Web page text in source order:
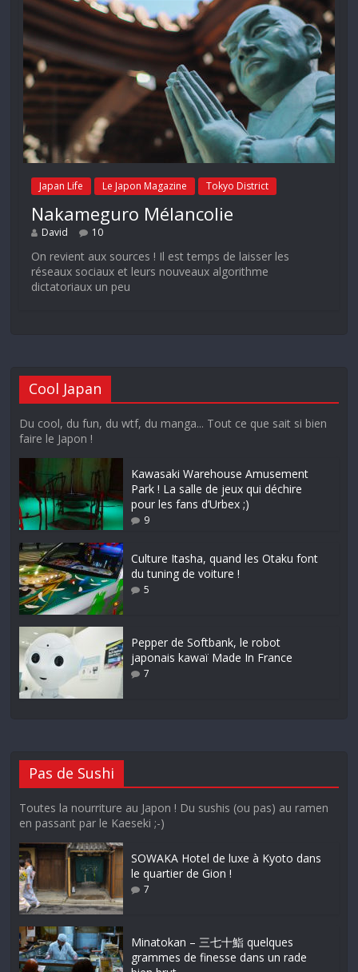
Japan Life Le Japon Magazine Tokyo District
Nakameguro Mélancolie
David 10
On revient aux sources ! Il est temps de laisser les
réseaux sociaux et leurs nouveaux algorithme
dictatoriaux un peu
Cool Japan
Du cool, du fun, du wtf, du manga... Tout ce que sait si bien
faire le Japon !
Kawasaki Warehouse Amusement
Park ! La salle de jeux qui déchire
pour les fans d’Urbex ;)
9
Culture Itasha, quand les Otaku font
du tuning de voiture !
5
Pepper de Softbank, le robot
japonais kawaï Made In France
7
Pas de Sushi
Toutes la nourriture au Japon ! Du sushis (ou pas) au ramen
en passant par le Kaeseki ;-)
SOWAKA Hotel de luxe à Kyoto dans
le quartier de Gion !
7
Minatokan – 三七十鮨 quelques
grammes de finesse dans un rade